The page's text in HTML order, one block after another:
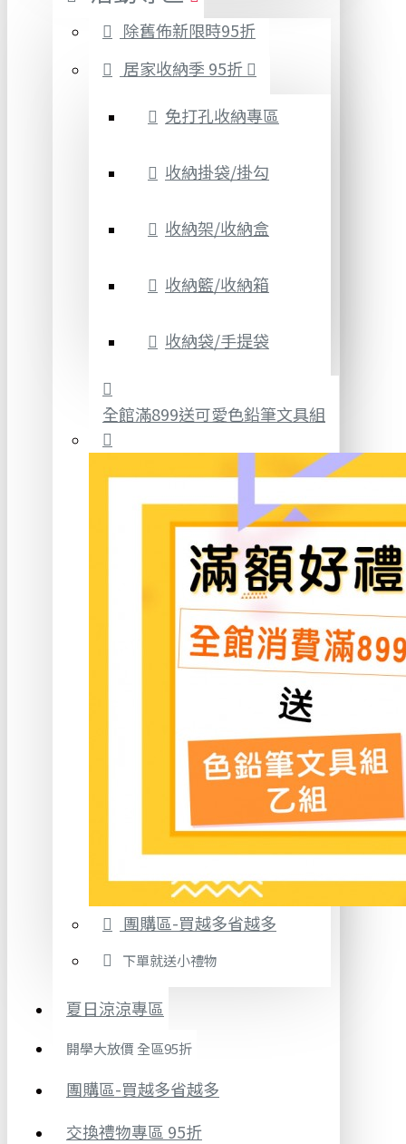
除舊佈新限時95折
居家收納季 95折
免打孔收納專區
收納掛袋/掛勾
收納架/收納盒
收納籃/收納箱
收納袋/手提袋
全館滿899送可愛色鉛筆文具組
團購區-買越多省越多
下單就送小禮物
夏日涼涼專區
開學大放價 全區95折
團購區-買越多省越多
交換禮物專區 95折